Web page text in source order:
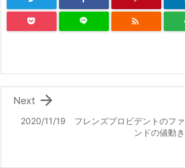

2020/11/19 フレンズプロビデントのファ
ンドの値動き

Next